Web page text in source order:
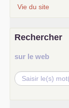
Vie du site
Rechercher
sur le web